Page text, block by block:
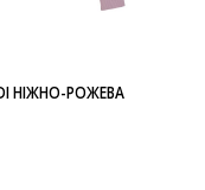
НІЖНО-РОЖЕВА